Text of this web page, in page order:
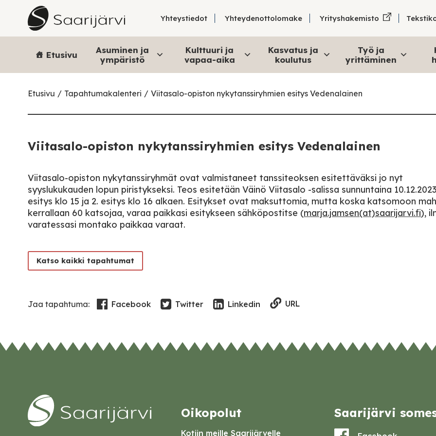
Skip to content
Yhteystiedot Yhteydenottolomake Yrityshakemisto
Etusivu
Asuminen ja
ympäristö
Kulttuuri ja
vapaa-aika
Kasvatus ja
koulutus
Työ ja
yrittäminen
Etusivu Tapahtumakalenteri Viitasalo-opiston nykytanssiryhmien esitys Vedenalainen
Viitasalo-opiston nykytanssiryhmien esitys Vedenalainen
Viitasalo-opiston nykytanssiryhmät ovat valmistaneet tanssiteoksen esitettäväksi jo nyt
syyslukukauden lopun piristykseksi. Teos esitetään Väinö Viitasalo -salissa sunnuntaina
esitys klo 15 ja 2. esitys klo 16 alkaen. Esitykset ovat maksuttomia, mutta koska katsomoon
kerrallaan 60 katsojaa, varaa paikkasi esitykseen sähköpostitse (marja.jamsen(at)saarijarvi.fi),
varatessasi montako paikkaa varaat.
Katso kaikki tapahtumat
Jaa tapahtuma: Facebook Twitter Linkedin URL
Oikopolut
Kotiin meille Saarijärvelle
Saarijärvi